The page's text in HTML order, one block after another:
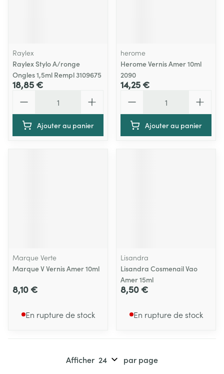
Raylex
Raylex Stylo A/ronge
Ongles 1,5ml Rempl 3109675
18,85 €
Ajouter au panier
herome
Herome Vernis Amer 10ml
2090
14,25 €
Ajouter au panier
Marque Verte
Marque V Vernis Amer 10ml
8,10 €
En rupture de stock
Lisandra
Lisandra Cosmenail Vao
Amer 15ml
8,50 €
En rupture de stock
Afficher par page